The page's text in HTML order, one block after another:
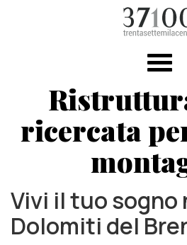
ricercata
Vivi il tuo sogno
Dolomiti del